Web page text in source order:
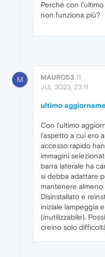
Perché con
non funziona più?
M MAURO53 11
JUL 2023, 23:11
ultimo
Con l'ultimo
l'aspetto a cui ero
accesso rapido
immagini
barra laterale ha
si debba adattare
mantenere
Disinstallato e
iniziale lampeggia
(inutilizzabile).
creino solo